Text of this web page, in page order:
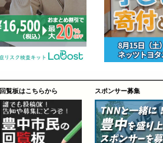
回覧板はこちらから スポンサー募集